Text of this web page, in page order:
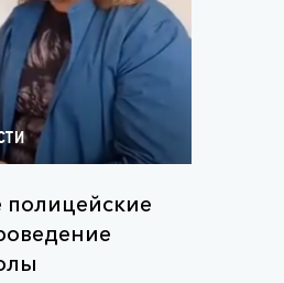
полицейские